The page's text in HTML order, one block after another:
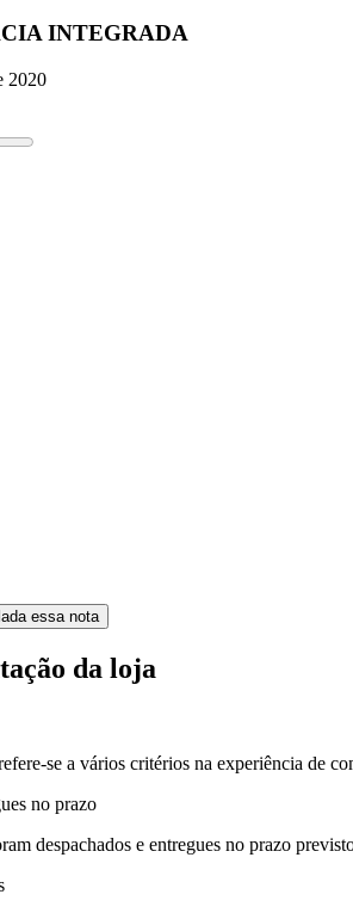
INTEGRADA
2020
essa nota
da loja
se a vários critérios na experiência de
no prazo
despachados e entregues no prazo